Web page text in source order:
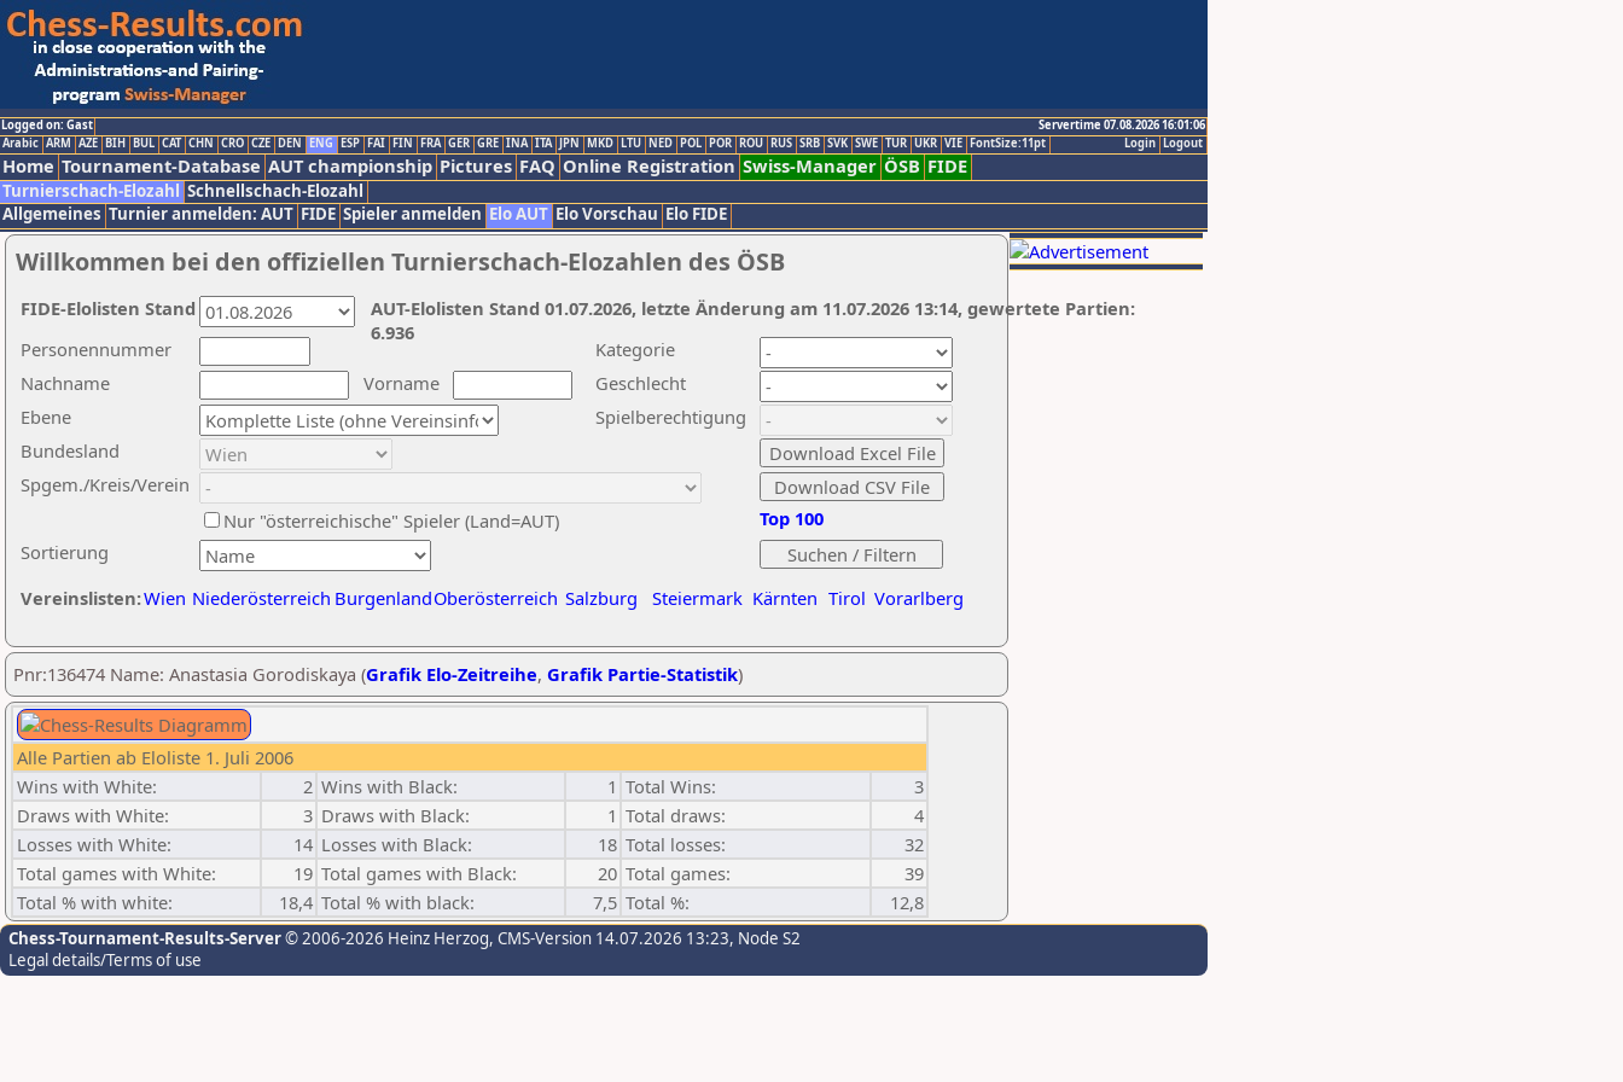
Logged on: Gast
Servertime 07.08.2026 16:01:06
Logout
Login
Arabic ARM AZE BIH BUL CAT CHN CRO CZE DEN ENG ESP FAI FIN FRA GER GRE INA ITA JPN MKD LTU NED POL POR ROU RUS SRB SVK SWE TUR UKR VIE FontSize:11pt
Home Tournament-Database AUT championship Pictures FAQ Online Registration Swiss-Manager ÖSB FIDE
Turnierschach-Elozahl Schnellschach-Elozahl
Allgemeines Turnier anmelden: AUT FIDE Spieler anmelden Elo AUT Elo Vorschau Elo FIDE
Willkommen bei den offiziellen Turnierschach-Elozahlen des ÖSB
Nachname
Vorname
Ebene
Kategorie
Sortierung
Personennummer
Bundesland
Spgem./Kreis/Verein
Geschlecht
Nur "österreichische" Spieler (Land=AUT)
Spielberechtigung
Vereinslisten:Wien Niederösterreich BurgenlandOberösterreich Salzburg Steiermark Kärnten Tirol Vorarlberg
Top 100
AUT-Elolisten Stand 01.07.2026, letzte Änderung am 11.07.2026 13:14, gewertete Partien:
6.936
FIDE-Elolisten Stand
Pnr:136474 Name: Anastasia Gorodiskaya (Grafik Elo-Zeitreihe, Grafik Partie-Statistik)
Alle Partien ab Eloliste 1. Juli 2006
Wins with White:
2 Wins with Black: 1 Total Wins:
3
Draws with White:
3 Draws with Black: 1 Total draws:
4
Losses with White:
14 Losses with Black: 18 Total losses:
32
Total games with White:
19 Total games with Black: 20 Total games:
39
Total % with white:
18,4 Total % with black: 7,5 Total %: 12,8
Chess-Tournament-Results-Server© 2006-2026 Heinz Herzog, CMS-Version 14.07.2026 13:23, Node S2
Legal details/Terms of use